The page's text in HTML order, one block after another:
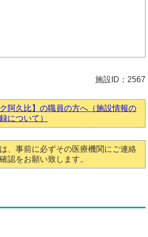
施設ID：2567
阿久比】の職員の方へ（施設情報の
について）
、事前に必ずその医療機関にご連絡
認をお願い致します。